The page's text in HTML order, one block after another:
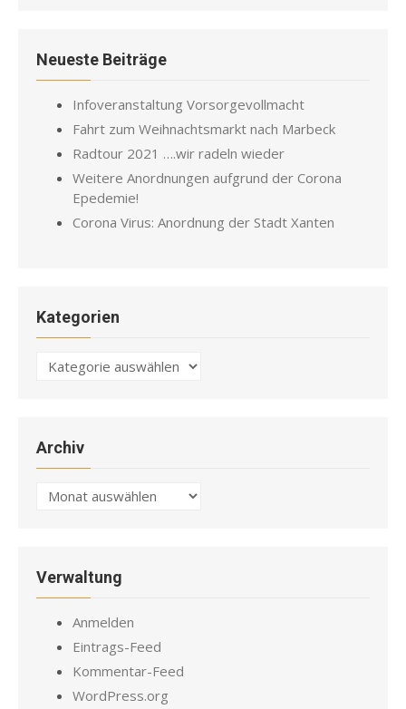
Neueste Beiträge
Infoveranstaltung Vorsorgevollmacht
Fahrt zum Weihnachtsmarkt nach Marbeck
Radtour 2021 ….wir radeln wieder
Weitere Anordnungen aufgrund der Corona
Epedemie!
Corona Virus: Anordnung der Stadt Xanten
Kategorien
Kategorien
Archiv
Archiv
Verwaltung
Anmelden
Eintrags-Feed
Kommentar-Feed
WordPress.org